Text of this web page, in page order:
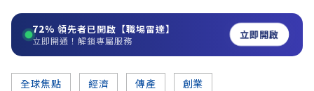
72% 領先者已開啟【職場雷達】
立即開通！解鎖專屬服務 立即開啟
全球焦點 經濟 傳產 創業